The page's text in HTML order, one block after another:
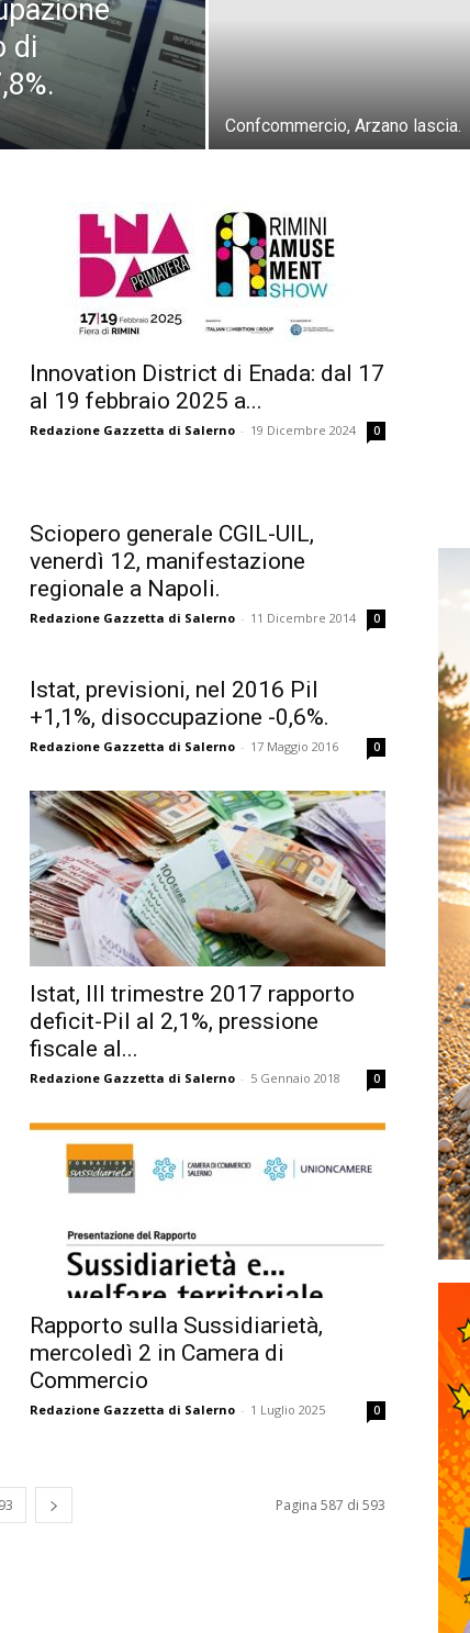
di
Confcommercio, Arzano lascia.
Innovation District di Enada: dal 17
al 19 febbraio 2025 a...
Redazione Gazzetta di Salerno - 19 Dicembre 2024 0
Sciopero generale CGIL-UIL,
venerdì 12, manifestazione
regionale a Napoli.
Redazione Gazzetta di Salerno - 11 Dicembre 2014 0
Istat, previsioni, nel 2016 Pil
+1,1%, disoccupazione -0,6%.
Redazione Gazzetta di Salerno - 17 Maggio 2016 0
Istat, III trimestre 2017 rapporto
deficit-Pil al 2,1%, pressione
fiscale al...
Redazione Gazzetta di Salerno - 5 Gennaio 2018 0
Rapporto sulla Sussidiarietà,
mercoledì 2 in Camera di
Commercio
Redazione Gazzetta di Salerno - 1 Luglio 2025 0
Pagina 587 di 593